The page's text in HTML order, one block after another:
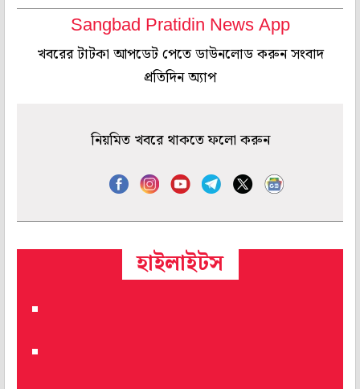
Sangbad Pratidin News App
খবরের টাটকা আপডেট পেতে ডাউনলোড করুন সংবাদ
প্রতিদিন অ্যাপ
নিয়মিত খবরে থাকতে ফলো করুন
হাইলাইটস